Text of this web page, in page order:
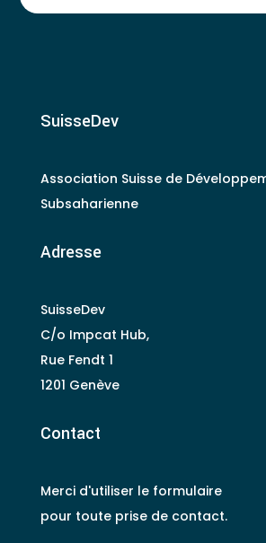
SuisseDev
Association Suisse de
Subsaharienne
Adresse
SuisseDev
C/o Impcat Hub,
Rue Fendt 1
1201 Genève
Contact
Merci d'utiliser le formulaire
pour toute prise de contact.